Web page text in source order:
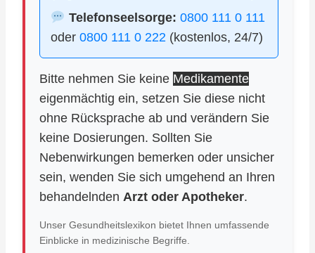
Telefonseelsorge: 0800 111 0 111
oder 0800 111 0 222 (kostenlos, 24/7)
Bitte nehmen Sie keine Medikamente
eigenmächtig ein, setzen Sie diese nicht
ohne Rücksprache ab und verändern Sie
keine Dosierungen. Sollten Sie
Nebenwirkungen bemerken oder unsicher
sein, wenden Sie sich umgehend an Ihren
behandelnden Arzt oder Apotheker.
Unser Gesundheitslexikon bietet Ihnen umfassende
Einblicke in medizinische Begriffe.